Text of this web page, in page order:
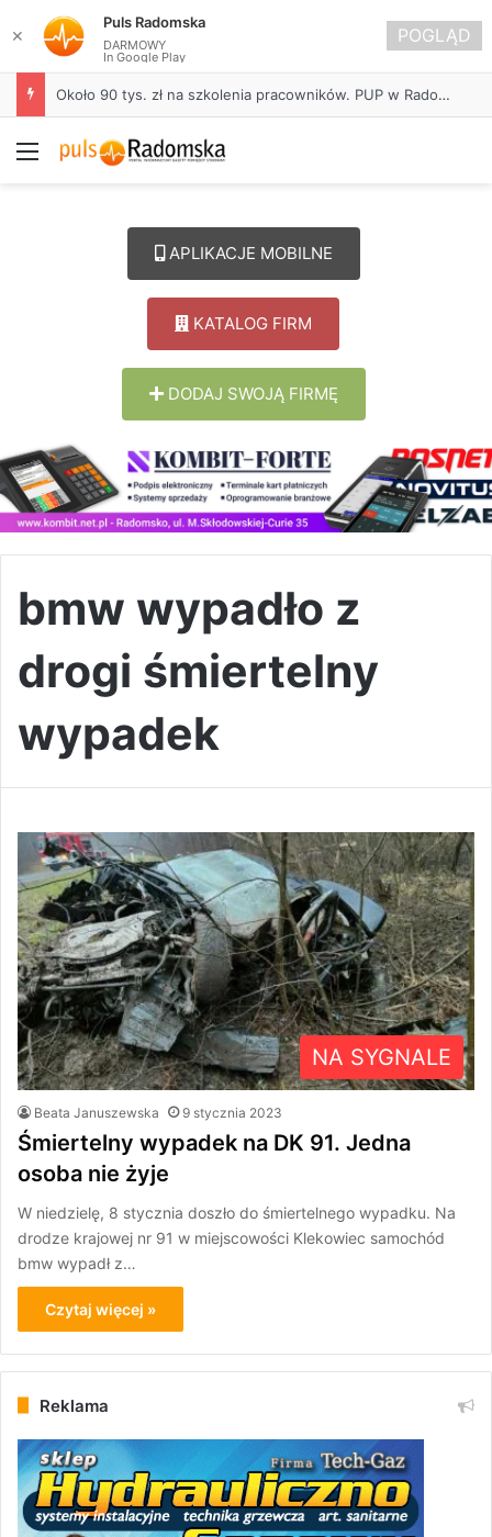
Około 90 tys. zł na szkolenia pracowników. PUP w Radomsku ogłasza nabór wniosków
Menu
APLIKACJE MOBILNE
KATALOG FIRM
DODAJ SWOJĄ FIRMĘ
bmw wypadło z
drogi śmiertelny
wypadek
NA SYGNALE
Beata Januszewska 9 stycznia 2023
Śmiertelny wypadek na DK 91. Jedna
osoba nie żyje
W niedzielę, 8 stycznia doszło do śmiertelnego wypadku. Na
drodze krajowej nr 91 w miejscowości Klekowiec samochód
bmw wypadł z…
Czytaj więcej »
Reklama
✕
Puls Radomska
DARMOWY
In Google Play
POGLĄD